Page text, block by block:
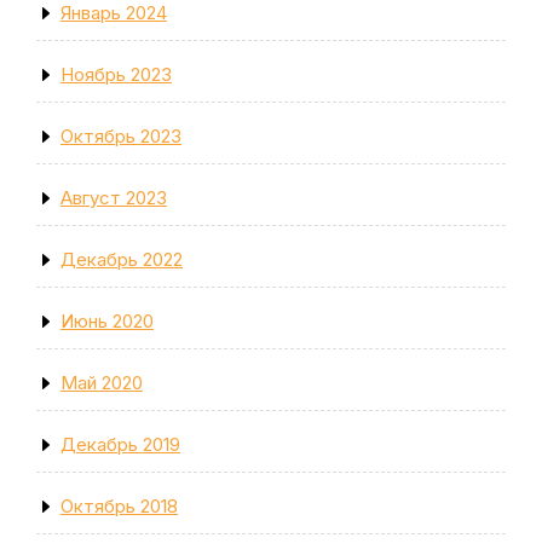
Январь 2024
Ноябрь 2023
Октябрь 2023
Август 2023
Декабрь 2022
Июнь 2020
Май 2020
Декабрь 2019
Октябрь 2018